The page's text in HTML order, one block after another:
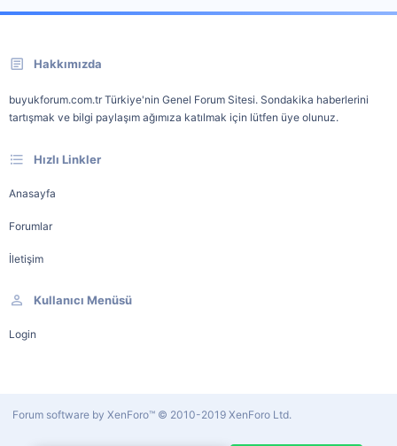
Hakkımızda
buyukforum.com.tr Türkiye'nin Genel Forum Sitesi. Sondakika haberlerini
tartışmak ve bilgi paylaşım ağımıza katılmak için lütfen üye olunuz.
Hızlı Linkler
Anasayfa
Forumlar
İletişim
Kullanıcı Menüsü
Login
Forum software by XenForo™ © 2010-2019 XenForo Ltd.